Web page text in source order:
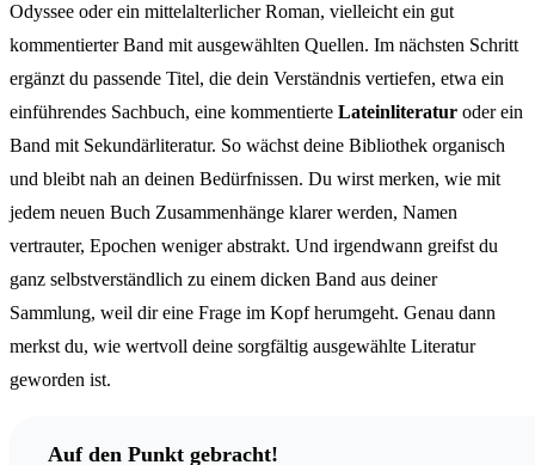
Odyssee oder ein mittelalterlicher Roman, vielleicht ein gut
kommentierter Band mit ausgewählten Quellen. Im nächsten Schritt
ergänzt du passende Titel, die dein Verständnis vertiefen, etwa ein
einführendes Sachbuch, eine kommentierte Lateinliteratur oder ein
Band mit Sekundärliteratur. So wächst deine Bibliothek organisch
und bleibt nah an deinen Bedürfnissen. Du wirst merken, wie mit
jedem neuen Buch Zusammenhänge klarer werden, Namen
vertrauter, Epochen weniger abstrakt. Und irgendwann greifst du
ganz selbstverständlich zu einem dicken Band aus deiner
Sammlung, weil dir eine Frage im Kopf herumgeht. Genau dann
merkst du, wie wertvoll deine sorgfältig ausgewählte Literatur
geworden ist.
Auf den Punkt gebracht!